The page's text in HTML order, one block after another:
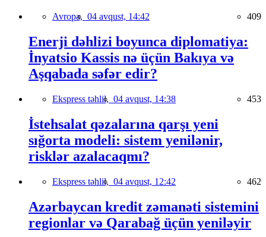
Avropa, 04 avqust, 14:42 409
Enerji dəhlizi boyunca diplomatiya:
İnyatsio Kassis nə üçün Bakıya və
Aşqabada səfər edir?
Ekspress təhlil, 04 avqust, 14:38 453
İstehsalat qəzalarına qarşı yeni
sığorta modeli: sistem yenilənir,
risklər azalacaqmı?
Ekspress təhlil, 04 avqust, 12:42 462
Azərbaycan kredit zəmanəti sistemini
regionlar və Qarabağ üçün yeniləyir